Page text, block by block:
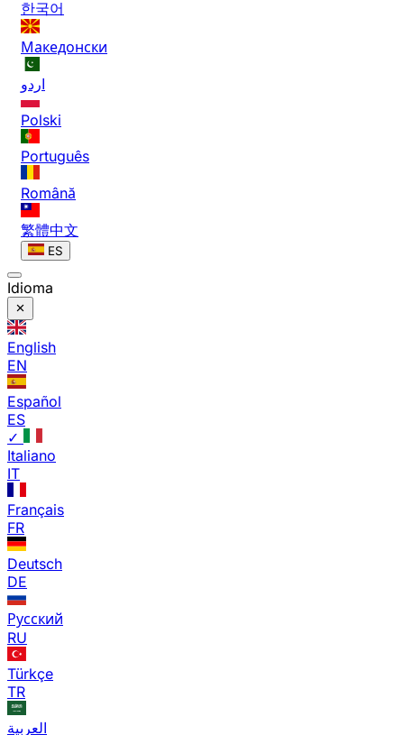
한국어
Македонски
اردو
Polski
Português
Română
繁體中文
ES
Idioma
English
EN
Español
ES
✓
Italiano
IT
Français
FR
Deutsch
DE
Русский
RU
Türkçe
TR
العربية